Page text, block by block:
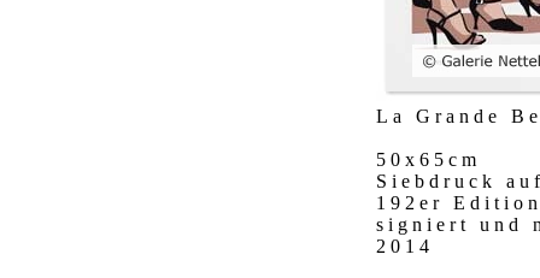
La Grande
50x65cm
Siebdruck
192er
signiert und
2014